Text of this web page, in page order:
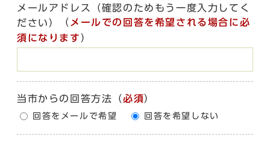
メールアドレス（確認のためもう一度入力してく
ださい）
（ メールでの回答を希望される場合に必
須になります ）
当市からの回答方法 （必須）
回答をメールで希望 回答を希望しない